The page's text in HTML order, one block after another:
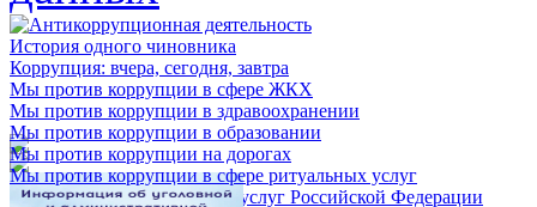
История одного чиновника
Коррупция: вчера, сегодня, завтра
Мы против коррупции в сфере ЖКХ
Мы против коррупции в здравоохранении
Мы против коррупции в образовании
Мы против коррупции на дорогах
Мы против коррупции в сфере ритуальных услуг